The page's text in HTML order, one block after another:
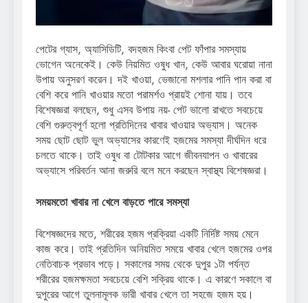
পেটের গ্যাস, অ্যাসিডিটি, বদহজম কিংবা পেট ফাঁপার সমস্যায়
ভোগেন অনেকেই। কেউ নিয়মিত ওষুধ খান, কেউ আবার ঘরোয়া নানা
উপায় অনুসরণ করেন। দই খাওয়া, ভেজানো মশলার পানি পান করা বা
বেশি করে পানি খাওয়ার মতো পরামর্শও প্রায়ই শোনা যায়। তবে
বিশেষজ্ঞরা বলছেন, শুধু এসব উপায় নয়- পেট ভালো রাখতে সবচেয়ে
বেশি গুরুত্বপূর্ণ হলো প্রতিদিনের খাবার খাওয়ার অভ্যাস। অনেক
সময় ছোট ছোট ভুল অভ্যাসের কারণেই হজমের সমস্যা দীর্ঘদিন ধরে
চলতে থাকে। তাই ওষুধ বা টোটকার আগে জীবনযাপন ও খাবারের
অভ্যাসে পরিবর্তন আনা জরুরি বলে মনে করছেন স্বাস্থ্য বিশেষজ্ঞরা।
সময়মতো খাবার না খেলে বাড়তে পারে সমস্যা
বিশেষজ্ঞদের মতে, শরীরের হজম প্রক্রিয়া একটি নির্দিষ্ট সময় মেনে
কাজ করে। তাই প্রতিদিন অনিয়মিত সময়ে খাবার খেলে হজমের ওপর
নেতিবাচক প্রভাব পড়ে। সকালের সময় থেকে দুপুর ১টা পর্যন্ত
শরীরের হজমক্ষমতা সবচেয়ে বেশি সক্রিয় থাকে। এ কারণে সকালে বা
দুপুরের আগে তুলনামূলক ভারী খাবার খেলে তা সহজে হজম হয়।